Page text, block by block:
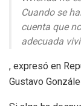
Cuando se
cuenta que
adecuada
, expresó en
Gustavo